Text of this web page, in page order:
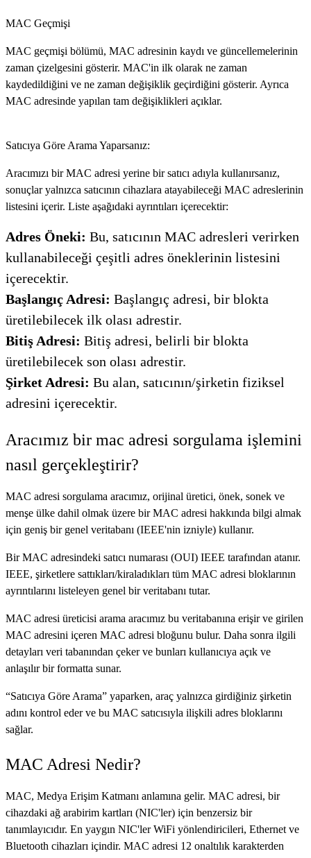
MAC Geçmişi
MAC geçmişi bölümü, MAC adresinin kaydı ve güncellemelerinin
zaman çizelgesini gösterir. MAC'in ilk olarak ne zaman
kaydedildiğini ve ne zaman değişiklik geçirdiğini gösterir. Ayrıca
MAC adresinde yapılan tam değişiklikleri açıklar.
Satıcıya Göre Arama Yaparsanız:
Aracımızı bir MAC adresi yerine bir satıcı adıyla kullanırsanız,
sonuçlar yalnızca satıcının cihazlara atayabileceği MAC adreslerinin
listesini içerir. Liste aşağıdaki ayrıntıları içerecektir:
Adres Öneki: Bu, satıcının MAC adresleri verirken
kullanabileceği çeşitli adres öneklerinin listesini
içerecektir.
Başlangıç ​​Adresi: Başlangıç ​​adresi, bir blokta
üretilebilecek ilk olası adrestir.
Bitiş Adresi: Bitiş adresi, belirli bir blokta
üretilebilecek son olası adrestir.
Şirket Adresi: Bu alan, satıcının/şirketin fiziksel
adresini içerecektir.
Aracımız bir mac adresi sorgulama işlemini
nasıl gerçekleştirir?
MAC adresi sorgulama aracımız, orijinal üretici, önek, sonek ve
menşe ülke dahil olmak üzere bir MAC adresi hakkında bilgi almak
için geniş bir genel veritabanı (IEEE'nin izniyle) kullanır.
Bir MAC adresindeki satıcı numarası (OUI) IEEE tarafından atanır.
IEEE, şirketlere sattıkları/kiraladıkları tüm MAC adresi bloklarının
ayrıntılarını listeleyen genel bir veritabanı tutar.
MAC adresi üreticisi arama aracımız bu veritabanına erişir ve girilen
MAC adresini içeren MAC adresi bloğunu bulur. Daha sonra ilgili
detayları veri tabanından çeker ve bunları kullanıcıya açık ve
anlaşılır bir formatta sunar.
“Satıcıya Göre Arama” yaparken, araç yalnızca girdiğiniz şirketin
adını kontrol eder ve bu MAC satıcısıyla ilişkili adres bloklarını
sağlar.
MAC Adresi Nedir?
MAC, Medya Erişim Katmanı anlamına gelir. MAC adresi, bir
cihazdaki ağ arabirim kartları (NIC'ler) için benzersiz bir
tanımlayıcıdır. En yaygın NIC'ler WiFi yönlendiricileri, Ethernet ve
Bluetooth cihazları içindir. MAC adresi 12 onaltılık karakterden